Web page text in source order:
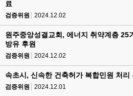
료
검증위원 2024.12.02
원주중앙성결교회, 에너지 취약계층
방유 후원
검증위원 2024.12.02
속초시, 신속한 건축허가 복합민원 처리
검증위원 2024.12.01